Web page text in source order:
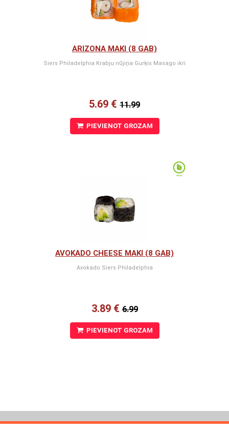
ARIZONA MAKI (8 GAB)
Siers Philadelphia Krabju nūjiņa Gurķis Masago ikri
5.69 € 11.99
PIEVIENOT GROZAM
AVOKADO CHEESE MAKI (8 GAB)
Avokado Siers Philadelphia
3.89 €6.99
PIEVIENOT GROZAM